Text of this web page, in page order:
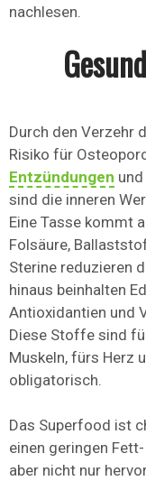
nachlesen.
Durch den Verzehr
Risiko für
Entzündungen
sind die inneren
Eine Tasse kommt
Folsäure,
Sterine reduzieren
hinaus beinhalten
Antioxidantien und
Diese Stoffe sind
Muskeln, fürs Herz
obligatorisch.
Das Superfood ist
einen geringen
aber nicht nur